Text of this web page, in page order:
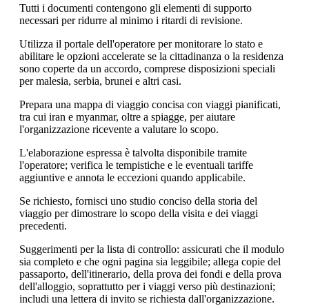
Tutti i documenti contengono gli elementi di supporto
necessari per ridurre al minimo i ritardi di revisione.
Utilizza il portale dell'operatore per monitorare lo stato e
abilitare le opzioni accelerate se la cittadinanza o la residenza
sono coperte da un accordo, comprese disposizioni speciali
per malesia, serbia, brunei e altri casi.
Prepara una mappa di viaggio concisa con viaggi pianificati,
tra cui iran e myanmar, oltre a spiagge, per aiutare
l'organizzazione ricevente a valutare lo scopo.
L'elaborazione espressa è talvolta disponibile tramite
l'operatore; verifica le tempistiche e le eventuali tariffe
aggiuntive e annota le eccezioni quando applicabile.
Se richiesto, fornisci uno studio conciso della storia del
viaggio per dimostrare lo scopo della visita e dei viaggi
precedenti.
Suggerimenti per la lista di controllo: assicurati che il modulo
sia completo e che ogni pagina sia leggibile; allega copie del
passaporto, dell'itinerario, della prova dei fondi e della prova
dell'alloggio, soprattutto per i viaggi verso più destinazioni;
includi una lettera di invito se richiesta dall'organizzazione.